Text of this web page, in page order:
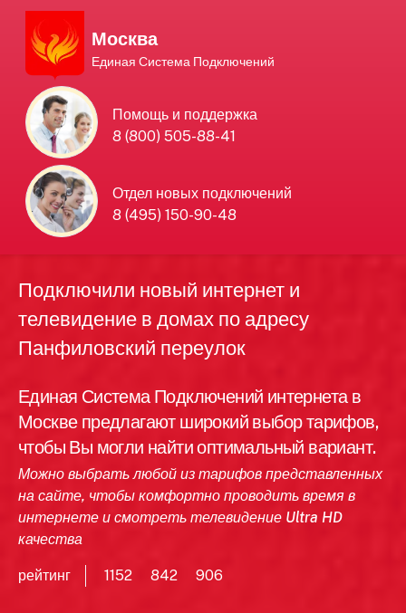
Москва
Единая Система Подключений
Помощь и поддержка
8 (800) 505-88-41
Отдел новых подключений
8 (495) 150-90-48
Единая Система
Подключений
нового интернета и
телевидения в Москве
Подключили новый интернет и
телевидение в домах по адресу
Панфиловский переулок
Единая Система Подключений интернета в
Москве предлагают широкий выбор тарифов,
чтобы Вы могли найти оптимальный вариант.
Можно выбрать любой из тарифов представленных
на сайте, чтобы комфортно проводить время в
интернете и смотреть телевидение Ultra HD
качества
рейтинг 1152 842 906